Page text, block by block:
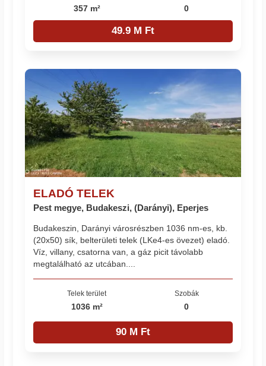
357 m² 0
49.9 M Ft
ELADÓ TELEK
Pest megye, Budakeszi, (Darányi), Eperjes
Budakeszin, Darányi városrészben 1036 nm-es, kb.
(20x50) sík, belterületi telek (LKe4-es övezet) eladó.
Víz, villany, csatorna van, a gáz picit távolabb
megtalálható az utcában....
Telek terület
1036 m²
Szobák
0
90 M Ft